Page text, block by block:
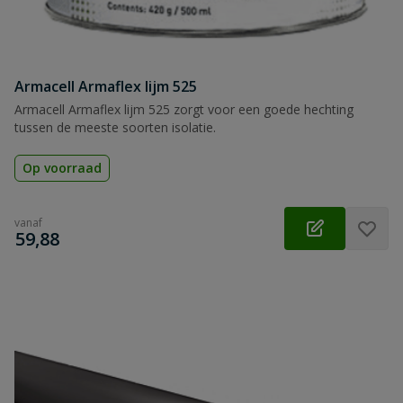
Armacell Armaflex lijm 525
Armacell Armaflex lijm 525 zorgt voor een goede hechting
tussen de meeste soorten isolatie.
Op voorraad
vanaf
€
59,88